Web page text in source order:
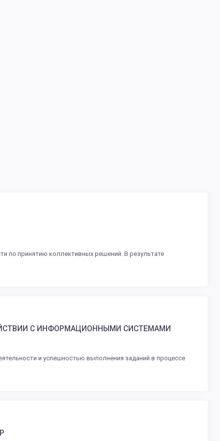
по принятию коллективных решений. В результате
С ИНФОРМАЦИОННЫМИ СИСТЕМАМИ
и успешностью выполнения заданий в процессе